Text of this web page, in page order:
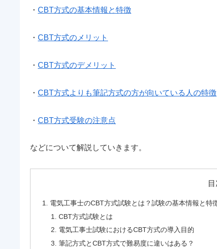
・ CBT方式の基本情報と特徴
・ CBT方式のメリット
・ CBT方式のデメリット
・ CBT方式よりも筆記方式の方が向いている人の特徴
・ CBT方式受験の注意点
などについて解説していきます。
電気工事士のCBT方式試験とは？試験の基本情報と特
CBT方式試験とは
電気工事士試験におけるCBT方式の導入目的
筆記方式とCBT方式で難易度に違いはある？